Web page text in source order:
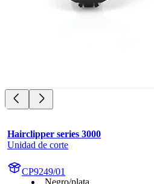
Hairclipper series 3000
Unidad de corte
CP9249/01
Negro/plata